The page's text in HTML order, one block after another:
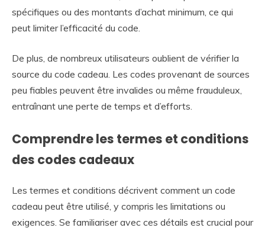
spécifiques ou des montants d’achat minimum, ce qui
peut limiter l’efficacité du code.
De plus, de nombreux utilisateurs oublient de vérifier la
source du code cadeau. Les codes provenant de sources
peu fiables peuvent être invalides ou même frauduleux,
entraînant une perte de temps et d’efforts.
Comprendre les termes et conditions
des codes cadeaux
Les termes et conditions décrivent comment un code
cadeau peut être utilisé, y compris les limitations ou
exigences. Se familiariser avec ces détails est crucial pour